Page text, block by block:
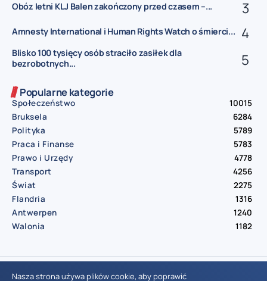
Obóz letni KLJ Balen zakończony przed czasem –...
Amnesty International i Human Rights Watch o śmierci...
Blisko 100 tysięcy osób straciło zasiłek dla
bezrobotnych...
Popularne kategorie
Społeczeństwo
10015
Bruksela
6284
Polityka
5789
Praca i Finanse
5783
Prawo i Urzędy
4778
Transport
4256
Świat
2275
Flandria
1316
Antwerpen
1240
Walonia
1182
© Aktualnosci.be – All Right Reserved 2016-2026
Nasza strona używa plików cookie, aby poprawić